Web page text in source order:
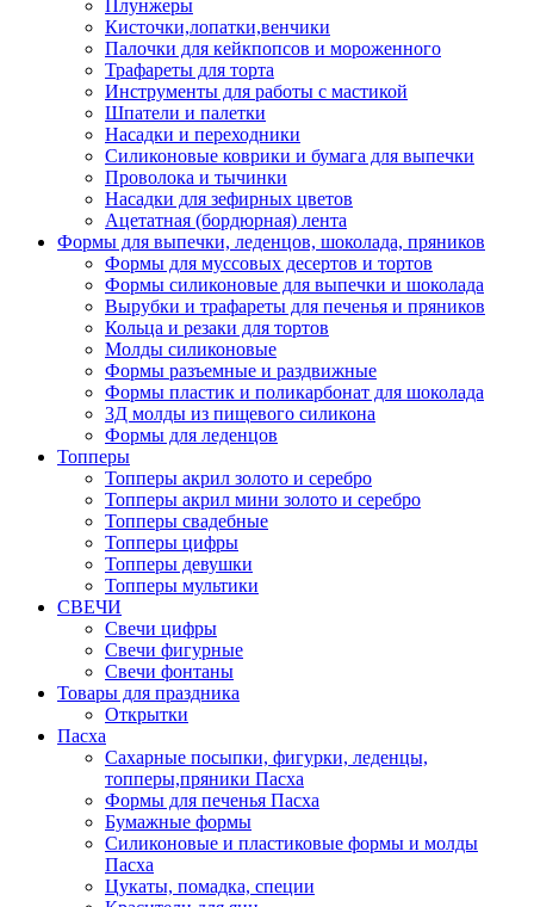
Плунжеры
Кисточки,лопатки,венчики
Палочки для кейкпопсов и мороженного
Трафареты для торта
Инструменты для работы с мастикой
Шпатели и палетки
Насадки и переходники
Силиконовые коврики и бумага для выпечки
Проволока и тычинки
Насадки для зефирных цветов
Ацетатная (бордюрная) лента
Формы для выпечки, леденцов, шоколада, пряников
Формы для муссовых десертов и тортов
Формы силиконовые для выпечки и шоколада
Вырубки и трафареты для печенья и пряников
Кольца и резаки для тортов
Молды силиконовые
Формы разъемные и раздвижные
Формы пластик и поликарбонат для шоколада
3Д молды из пищевого силикона
Формы для леденцов
Топперы
Топперы акрил золото и серебро
Топперы акрил мини золото и серебро
Топперы свадебные
Топперы цифры
Топперы девушки
Топперы мультики
СВЕЧИ
Свечи цифры
Свечи фигурные
Свечи фонтаны
Товары для праздника
Открытки
Пасха
Сахарные посыпки, фигурки, леденцы,
топперы,пряники Пасха
Формы для печенья Пасха
Бумажные формы
Силиконовые и пластиковые формы и молды
Пасха
Цукаты, помадка, специи